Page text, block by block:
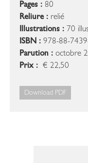
Pages : 80
Reliure : relié
Illustrations : 70
ISBN : 978-88-
Parution : octobre
Prix : € 22,50
Download PDF